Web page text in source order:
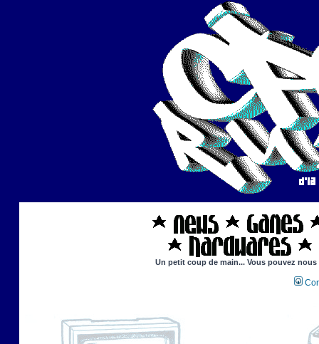
Un petit coup de main... Vous pouvez